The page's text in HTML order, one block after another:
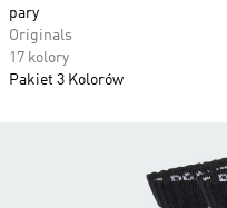
pary
Originals
17 kolory
Pakiet 3 Kolorów